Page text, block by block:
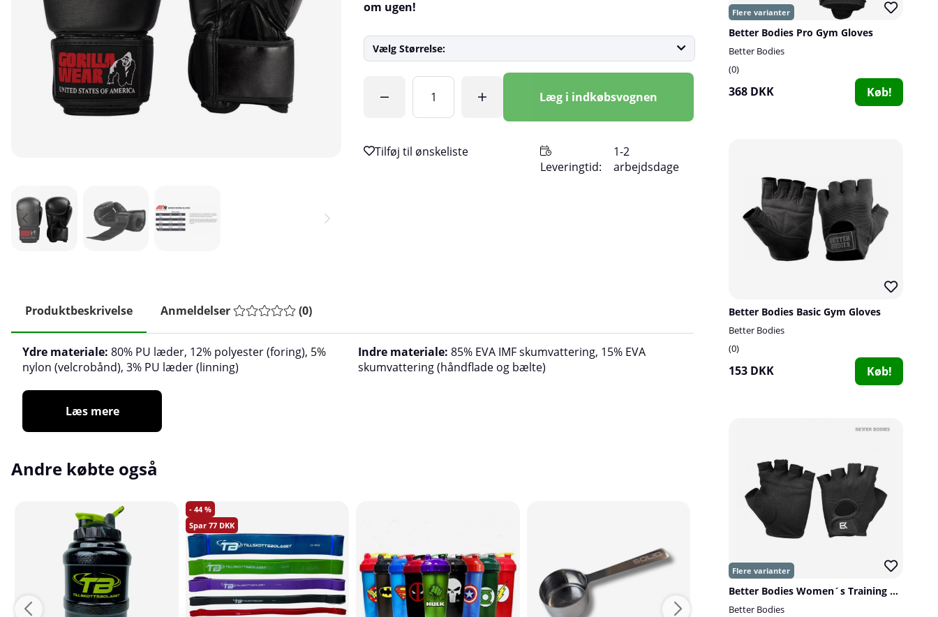
om ugen!
Vælg Størrelse:
Læg i indkøbsvognen
Leveringtid:
1-2
arbejdsdage
Better Bodies Pro Gym Gloves
Better Bodies
0
368 DKK Køb!
Better Bodies Basic Gym Gloves
Better Bodies
0
153 DKK Køb!
Better Bodies Women´s Training Gloves, black
Better Bodies
Produktbeskrivelse Anmeldelser (0)
Ydre materiale: 80% PU læder, 12% polyester (foring), 5%
nylon (velcrobånd), 3% PU læder (linning)
Indre materiale: 85% EVA IMF skumvattering, 15% EVA
skumvattering (håndflade og bælte)
Læs mere
Andre købte også
44
77